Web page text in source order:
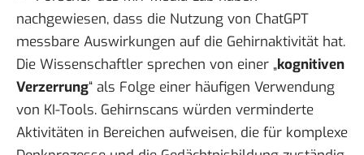
nachgewiesen, dass die Nutzung von ChatGPT
messbare Auswirkungen auf die Gehirnaktivität hat.
Die Wissenschaftler sprechen von einer „kognitiven
Verzerrung“ als Folge einer häufigen Verwendung
von KI-Tools. Gehirnscans würden verminderte
Aktivitäten in Bereichen aufweisen, die für komplexe